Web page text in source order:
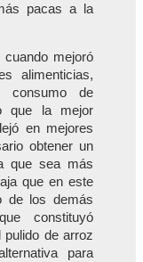
pacas a la
mejoró
alimenticias,
consumo de
que la mejor
en mejores
obtener un
que sea más
que en este
de los demás
constituyó
pulido de arroz
para